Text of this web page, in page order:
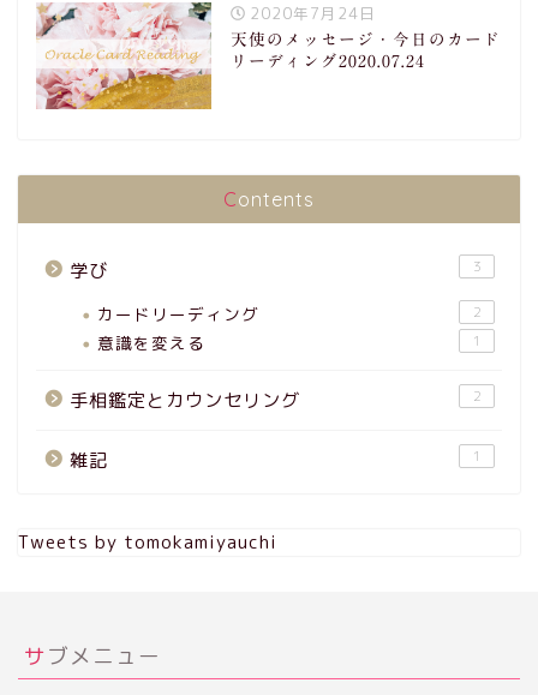
2020年7月24日
天使のメッセージ・今日のカード
リーディング2020.07.24
Contents
学び 3
カードリーディング 2
意識を変える 1
手相鑑定とカウンセリング 2
雑記 1
Tweets by tomokamiyauchi
サブメニュー